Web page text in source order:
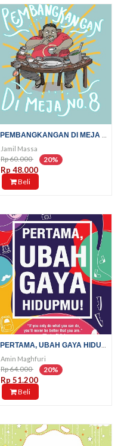
Jamil Massa
Rp 60.000 20%
Rp 48.000
Beli
Amin Maghfuri
Rp 64.000 20%
Rp 51.200
Beli